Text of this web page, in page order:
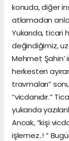
konuda, diğer
atlamadan
Yukarıda, ticari
değindiğimiz,
Mehmet
herkesten
travmaları”
“vicdanıdır.”
yukarıda
Ancak, “kişi
işlemez..! ”